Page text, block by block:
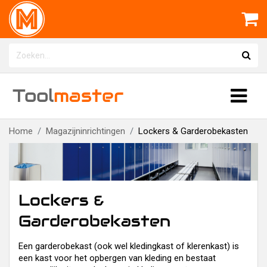
Toolmaster
Home Magazijninrichtingen Lockers & Garderobekasten
Lockers &
Garderobekasten
Een garderobekast (ook wel kledingkast of klerenkast) is
een kast voor het opbergen van kleding en bestaat